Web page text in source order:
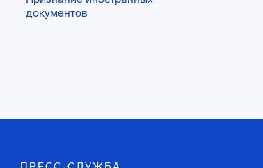
документов